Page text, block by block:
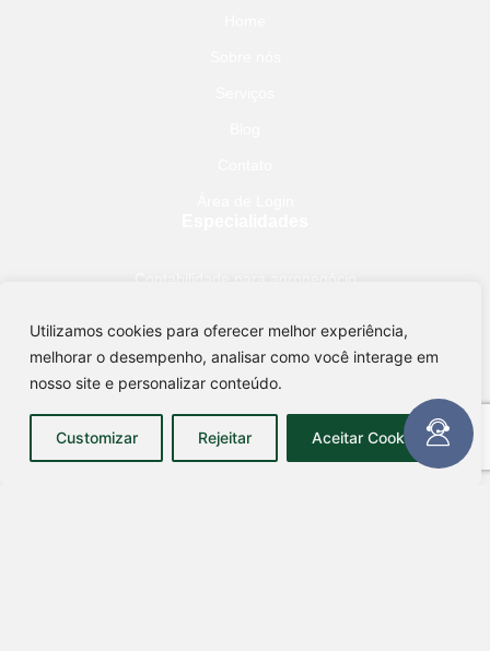
Utilizamos cookies para oferecer melhor experiência,
melhorar o desempenho, analisar como você interage em
nosso site e personalizar conteúdo.
Customizar Rejeitar Aceitar Cookies
Contabilidade para imobiliário
Encontre-nos
Rua Cândido Severino, 578,
Camapuã – MS CEP: 79420-000